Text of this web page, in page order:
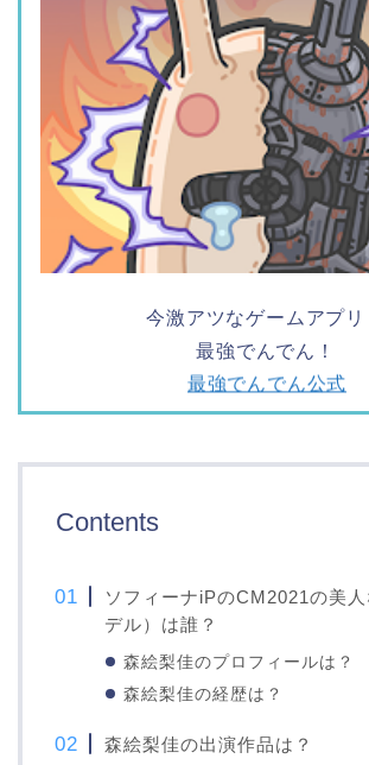
今激アツなゲームアプリ
最強でんでん！
最強でんでん公式
Contents
ソフィーナiPのCM2021の美
デル）は誰？
森絵梨佳のプロフィールは？
森絵梨佳の経歴は？
森絵梨佳の出演作品は？